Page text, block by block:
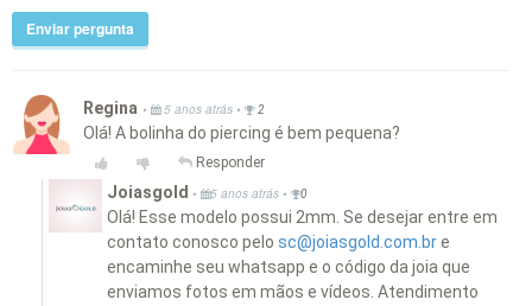
Enviar pergunta
Regina • 5 anos atrás • 2
Olá! A bolinha do piercing é bem pequena?
Responder
Joiasgold • 5 anos atrás • 0
Olá! Esse modelo possui 2mm. Se desejar entre em
contato conosco pelo sc@joiasgold.com.bre
encaminhe seu whatsapp e o código da joia que
enviamos fotos em mãos e vídeos. Atendimento